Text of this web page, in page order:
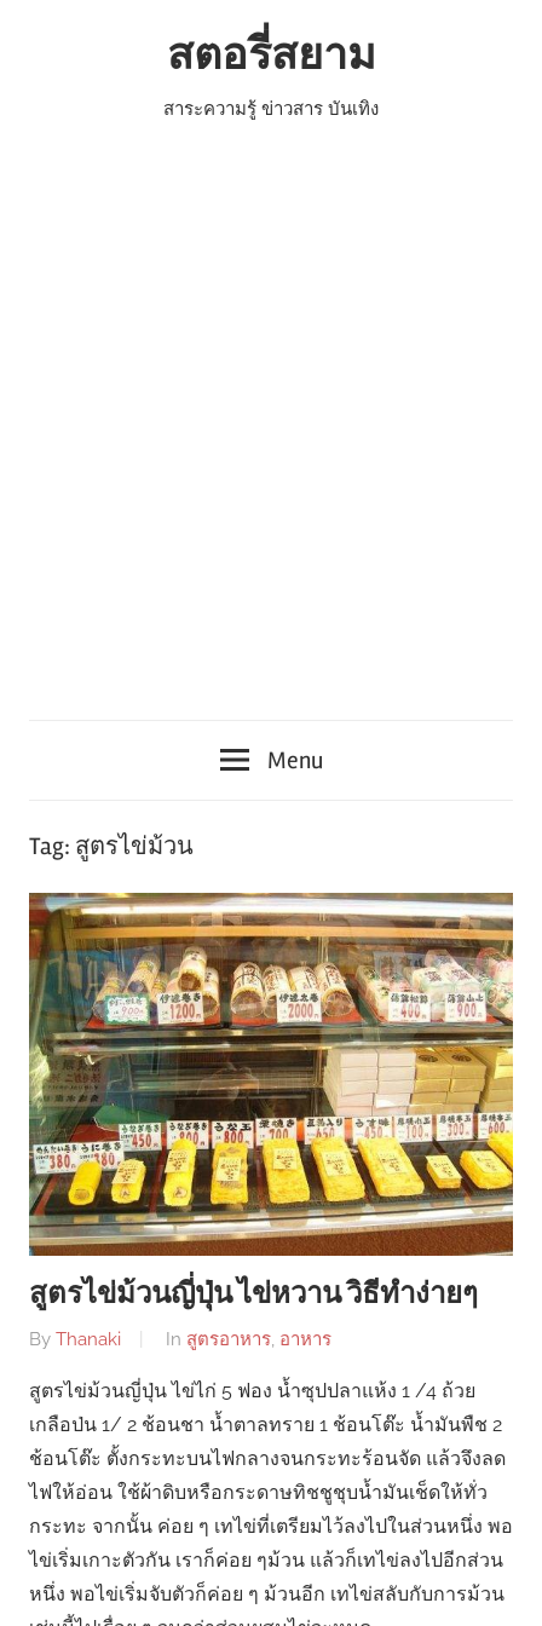
สตอรี่สยาม
สาระความรู้ ข่าวสาร บันเทิง
Menu
Tag: สูตรไข่ม้วน
สูตรไข่ม้วนญี่ปุ่น ไข่หวาน วิธีทำง่ายๆ
By Thanaki In สูตรอาหาร, อาหาร
สูตรไข่ม้วนญี่ปุ่น ไข่ไก่ 5 ฟอง น้ำซุปปลาแห้ง 1 /4 ถ้วย
เกลือป่น 1/ 2 ช้อนชา น้ำตาลทราย 1 ช้อนโต๊ะ น้ำมันพืช 2
ช้อนโต๊ะ ตั้งกระทะบนไฟกลางจนกระทะร้อนจัด แล้วจึงลด
ไฟให้อ่อน ใช้ผ้าดิบหรือกระดาษทิชชูชุบน้ำมันเช็ดให้ทั่ว
กระทะ จากนั้น ค่อย ๆ เทไข่ที่เตรียมไว้ลงไปในส่วนหนึ่ง พอ
ไข่เริ่มเกาะตัวกัน เราก็ค่อย ๆม้วน แล้วก็เทไข่ลงไปอีกส่วน
หนึ่ง พอไข่เริ่มจับตัวก็ค่อย ๆ ม้วนอีก เทไข่สลับกับการม้วน